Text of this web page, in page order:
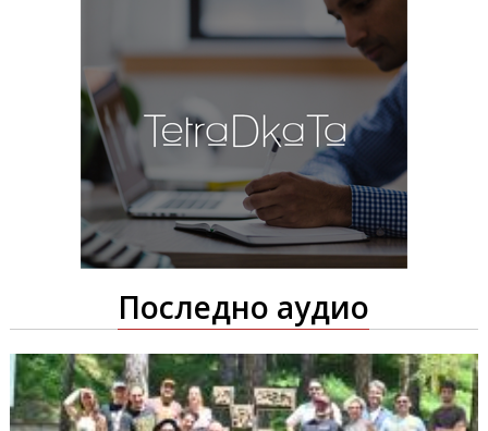
Последно аудио